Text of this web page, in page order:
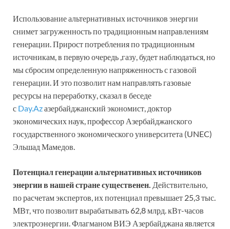
Использование альтернативных источников энергии
снимет загруженность по традиционным направлениям
генерации. Прирост потребления по традиционным
источникам, в первую очередь ,газу, будет наблюдаться, но
мы сбросим определенную напряженность с газовой
генерации. И это позволит нам направлять газовые
ресурсы на переработку, сказал в беседе
с Day.Azазербайджанский экономист, доктор
экономических наук, профессор Азербайджанского
государственного экономического университета (UNEC)
Эльшад Мамедов.
Потенциал генерации альтернативных источников
энергии в нашей стране существенен. Действительно,
по расчетам экспертов, их потенциал превышает 25,3 тыс.
МВт, что позволит вырабатывать 62,8 млрд. кВт-часов
электроэнергии. Флагманом ВИЭ Азербайджана является